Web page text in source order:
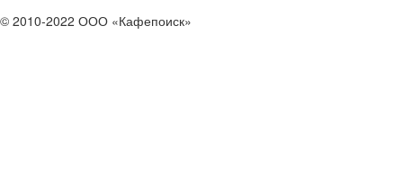
© 2010-2022 ООО «Кафепоиск»